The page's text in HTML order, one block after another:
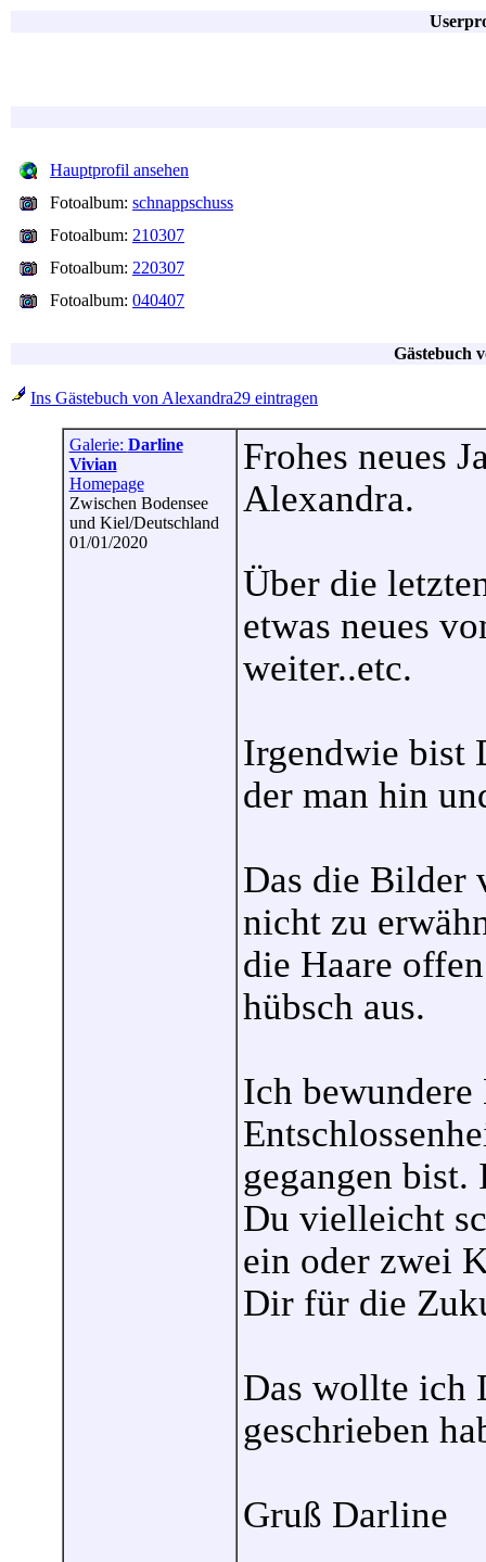
Hauptprofil ansehen
Fotoalbum: schnappschuss
Fotoalbum: 210307
Fotoalbum: 220307
Fotoalbum: 040407
Gästebuch
Ins Gästebuch von Alexandra29 eintragen
Galerie: Darline
Vivian
Homepage
Zwischen Bodensee
und Kiel/Deutschland
01/01/2020
Frohes neues
Alexandra.
Über die
etwas neues
weiter..etc.
Irgendwie bist
der man hin
Das die Bilder
nicht zu
die Haare
hübsch aus.
Ich
gegangen
Du vielleicht
ein oder zwei
Dir für die
Das wollte ich
geschrieben
Gruß Darline